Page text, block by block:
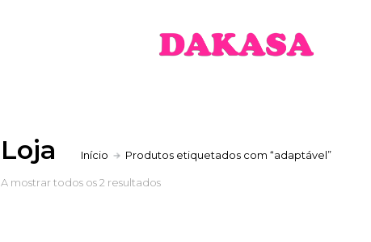
Loja Início Produtos etiquetados com “adaptável”
A mostrar todos os 2 resultados